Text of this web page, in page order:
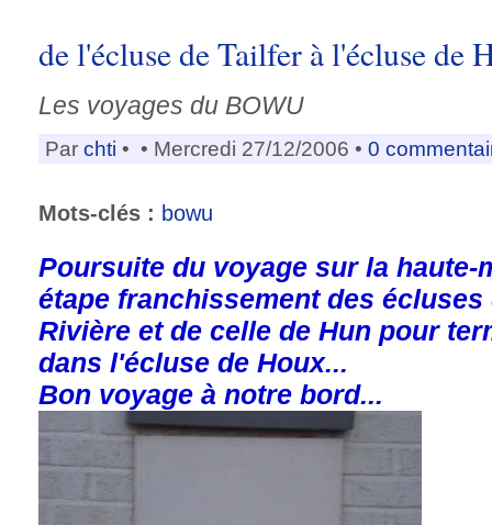
de l'écluse de Tailfer à l'écluse de
Les voyages du BOWU
Par chti • • Mercredi 27/12/2006 • 0
Mots-clés : bowu
Poursuite du voyage sur la haute-
étape franchissement des écluses
Rivière et de celle de Hun pour
dans l'écluse de Houx...
Bon voyage à notre bord...